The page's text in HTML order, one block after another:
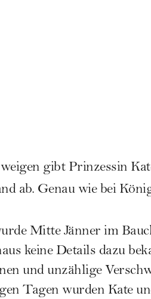
gibt Prinzessin
ab. Genau wie bei
Mitte Jänner im
keine Details dazu
und unzählige
Tagen wurden Kate